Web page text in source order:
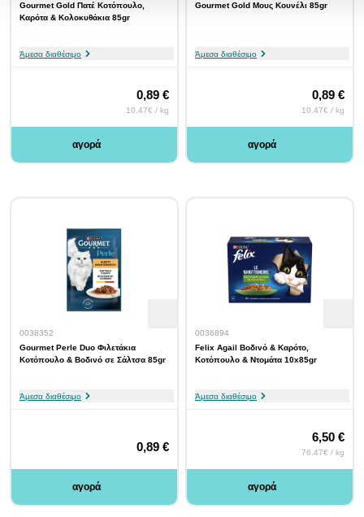
Gourmet Gold Πατέ Κοτόπουλο,
Καρότα & Κολοκυθάκια 85gr
Άμεσα διαθέσιμο
0,89 €
10.47€ / kg
αγορά
Gourmet Gold Μους Κουνέλι 85gr
Άμεσα διαθέσιμο
0,89 €
10.47€ / kg
αγορά
0038352
Gourmet Perle Duo Φιλετάκια
Κοτόπουλο & Βοδινό σε Σάλτσα 85gr
Άμεσα διαθέσιμο
0,89 €
αγορά
0036894
Felix Agail Βοδινό & Καρότο,
Κοτόπουλο & Ντομάτα 10x85gr
Άμεσα διαθέσιμο
6,50 €
76.47€ / kg
αγορά